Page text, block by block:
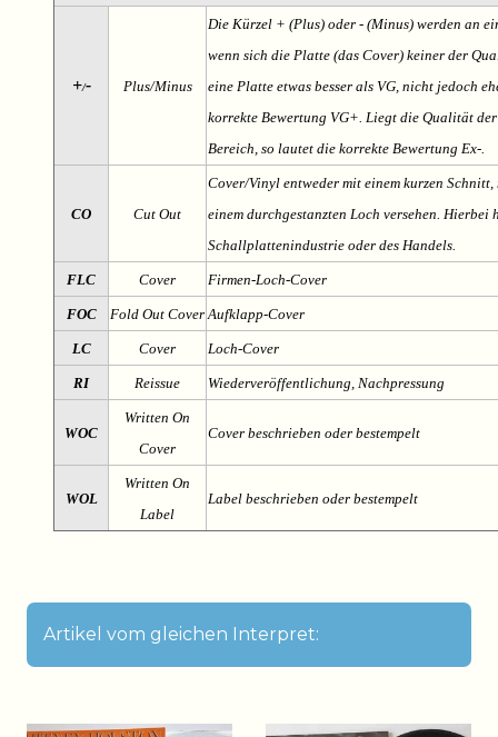
+/- Plus/Minus
Die Kürzel + (Plus) oder - (Minus) werden an
wenn sich die Platte (das Cover) keiner der
eine Platte etwas besser als VG, nicht jedoch
korrekte Bewertung VG+. Liegt die Qualität
Bereich, so lautet die korrekte Bewertung Ex-.
CO Cut Out
Cover/Vinyl entweder mit einem kurzen
einem durchgestanzten Loch versehen. Hierbei
Schallplattenindustrie oder des Handels.
FLC Cover Firmen-Loch-Cover
FOC Fold Out Cover Aufklapp-Cover
LC Cover Loch-Cover
RI Reissue Wiederveröffentlichung, Nachpressung
WOC
Written On
Cover
Cover beschrieben oder bestempelt
WOL
Written On
Label
Label beschrieben oder bestempelt
Artikel vom gleichen Interpret: